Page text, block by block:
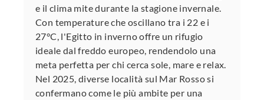
e il clima mite durante la stagione invernale.
Con temperature che oscillano tra i 22 e i
27°C, l'Egitto in inverno offre un rifugio
ideale dal freddo europeo, rendendolo una
meta perfetta per chi cerca sole, mare e relax.
Nel 2025, diverse località sul Mar Rosso si
confermano come le più ambite per una